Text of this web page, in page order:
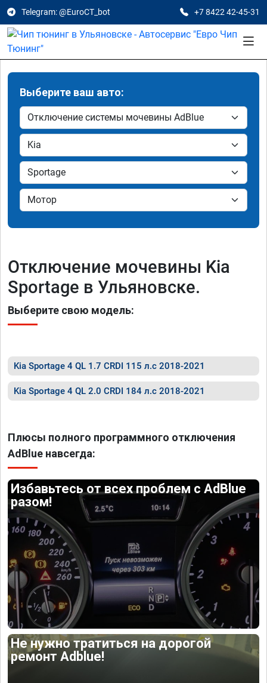
Telegram: @EuroCT_bot +7 8422 42-45-31
Выберите ваш авто:
Отключение мочевины Kia
Sportage в Ульяновске.
Выберите свою модель:
Kia Sportage 4 QL 1.7 CRDI 115 л.с 2018-2021
Kia Sportage 4 QL 2.0 CRDI 184 л.с 2018-2021
Плюсы полного программного отключения
AdBlue навсегда:
Избавьтесь от всех проблем с AdBlue
разом!
Не нужно тратиться на дорогой
ремонт Adblue!